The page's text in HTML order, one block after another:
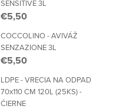
SENSITIVE 3L
€5,50
COCCOLINO - AVIVÁŽ
SENZAZIONE 3L
€5,50
LDPE - VRECIA NA ODPAD
70x110 CM 120L (25KS) -
ČIERNE